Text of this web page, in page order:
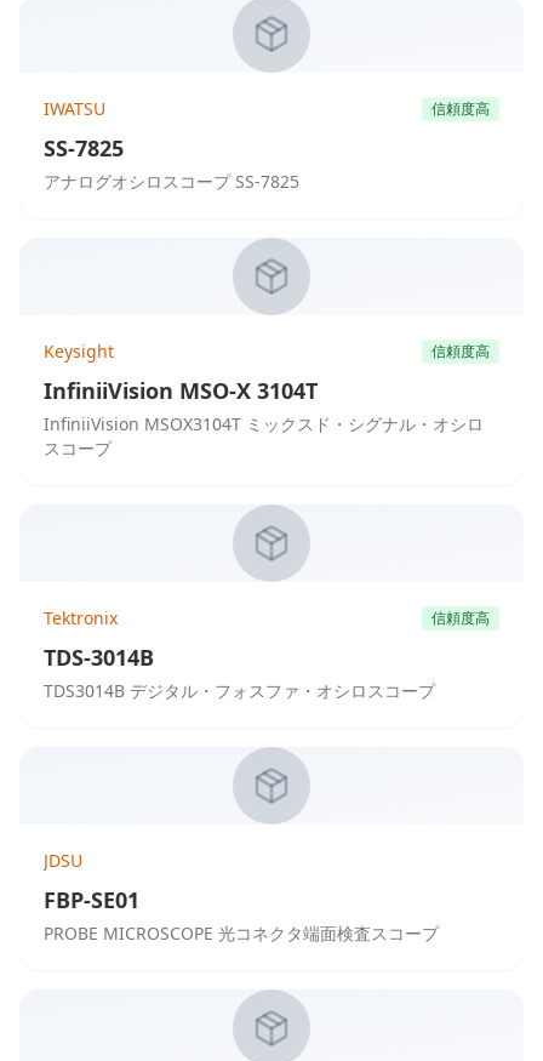
IWATSU 信頼度高
SS-7825
アナログオシロスコープ SS-7825
Keysight 信頼度高
InfiniiVision MSO-X 3104T
InfiniiVision MSOX3104T ミックスド・シグナル・オシロ
スコープ
Tektronix 信頼度高
TDS-3014B
TDS3014B デジタル・フォスファ・オシロスコープ
JDSU
FBP-SE01
PROBE MICROSCOPE 光コネクタ端面検査スコープ